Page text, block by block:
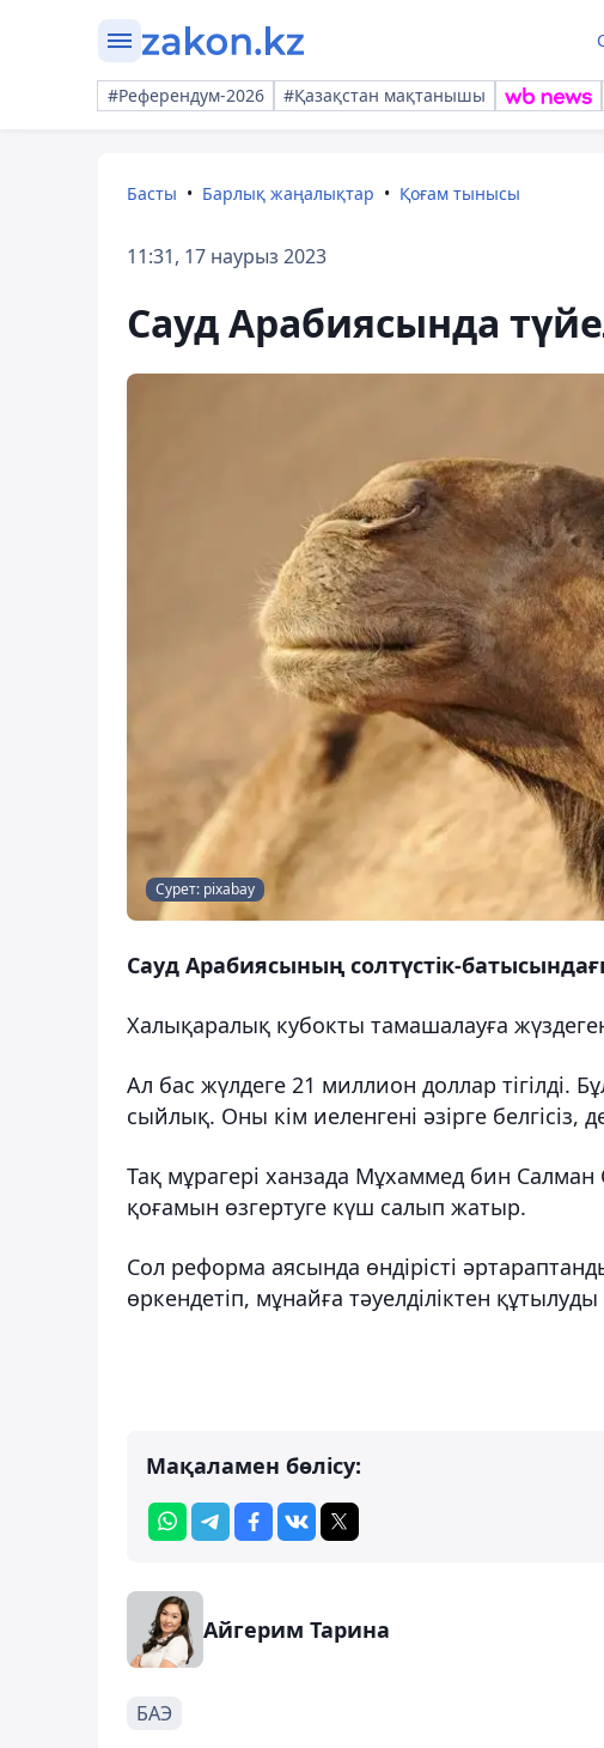
#Референдум-2026 #Қазақстан мақтанышы
Басты Барлық жаңалықтар Қоғам тынысы
11:31, 17 наурыз 2023
Сауд Арабиясында
Сурет: pixabay
Сауд Арабиясының солтүстік-
Халықаралық кубокты тамашалауға
Ал бас жүлдеге 21 миллион доллар
сыйлық. Оны кім иеленгені әзірге белгісіз,
Тақ мұрагері ханзада Мұхаммед бин
қоғамын өзгертуге күш салып жатыр.
Сол реформа аясында өндірісті
өркендетіп, мұнайға тәуелділіктен
Мақаламен бөлісу:
Айгерим Тарина
БАЭ